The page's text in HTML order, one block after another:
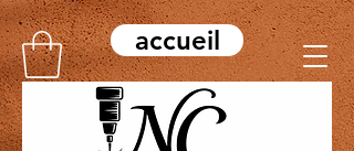
accueil